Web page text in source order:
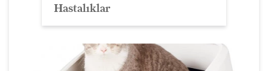
Hastalıklar